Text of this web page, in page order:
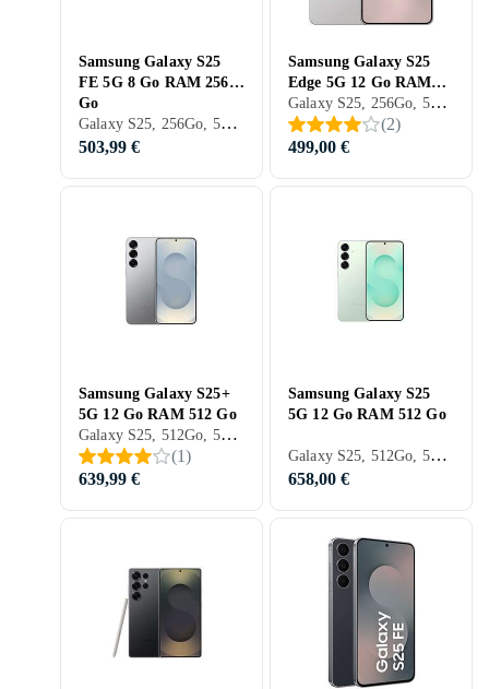
Samsung Galaxy S25
FE 5G 8 Go RAM 256
Go
Galaxy S25, 256Go, 5G (NR), 6.7 pouces, 8Go, 2025
503,99 €
Samsung Galaxy S25
Edge 5G 12 Go RAM
256 Go
Galaxy S25, 256Go, 5G (NR), 6.7 pouces, 12Go, 2025
(2)
499,00 €
Samsung Galaxy S25+
5G 12 Go RAM 512 Go
Galaxy S25, 512Go, 5G (NR), 6.7 pouces, 12Go, 2025
(1)
639,99 €
Samsung Galaxy S25
5G 12 Go RAM 512 Go
Galaxy S25, 512Go, 5G (NR), 6.2 pouces, 12Go, 2025
658,00 €